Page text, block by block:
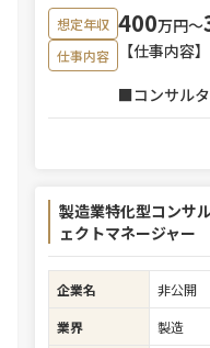
想定年収 400万円〜
仕事内容
【仕事内容】
■コンサル
製造業特化型コンサ
ェクトマネージャー
企業名
非公開
業界
製造